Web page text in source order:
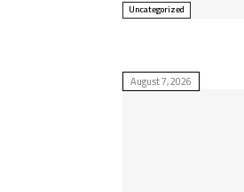
Uncategorized
August 7, 2026